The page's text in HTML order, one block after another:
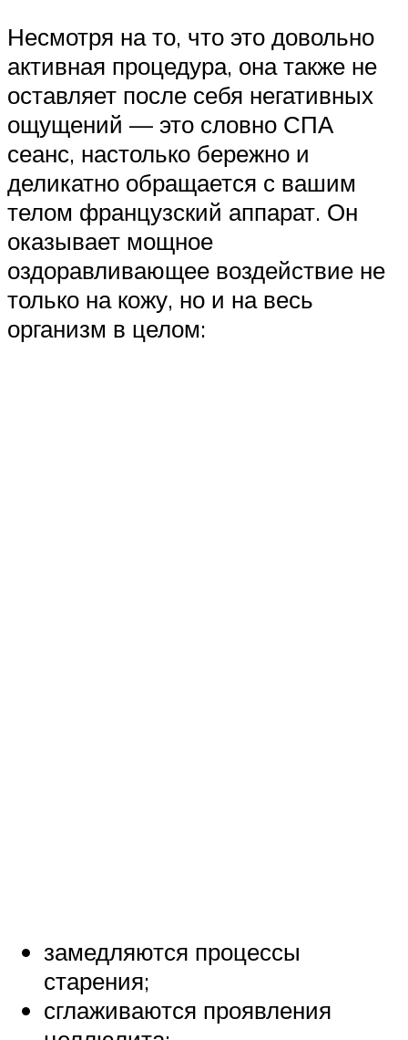
Несмотря на то, что это довольно
активная процедура, она также не
оставляет после себя негативных
ощущений — это словно СПА
сеанс, настолько бережно и
деликатно обращается с вашим
телом французский аппарат. Он
оказывает мощное
оздоравливающее воздействие не
только на кожу, но и на весь
организм в целом:
замедляются процессы
старения;
сглаживаются проявления